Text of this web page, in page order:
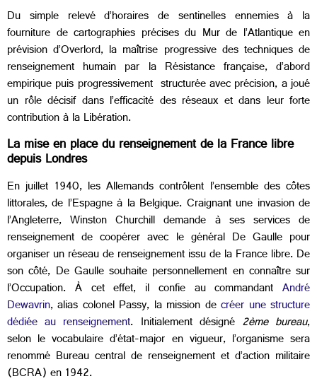
Du simple relevé d’horaires de sentinelles ennemies à la
fourniture de cartographies précises du Mur de l’Atlantique en
prévision d’Overlord, la maîtrise progressive des techniques de
renseignement humain par la Résistance française, d’abord
empirique puis progressivement structurée avec précision, a joué
un rôle décisif dans l’efficacité des réseaux et dans leur forte
contribution à la Libération.
La mise en place du renseignement de la France libre
depuis Londres
En juillet 1940, les Allemands contrôlent l’ensemble des côtes
littorales, de l’Espagne à la Belgique. Craignant une invasion de
l’Angleterre, Winston Churchill demande à ses services de
renseignement de coopérer avec le général De Gaulle pour
organiser un réseau de renseignement issu de la France libre. De
son côté, De Gaulle souhaite personnellement en connaître sur
l’Occupation. À cet effet, il confie au commandant André
Dewavrin, alias colonel Passy, la mission decréer une structure
dédiée au renseignement. Initialement désigné 2èmebureau,
selon le vocabulaire d’état-major en vigueur, l’organisme sera
renommé Bureau central de renseignement et d’action militaire
(BCRA) en 1942.